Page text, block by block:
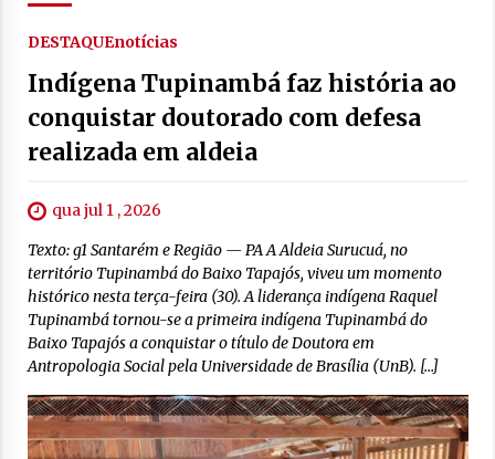
DESTAQUEnotícias
Indígena Tupinambá faz história ao
conquistar doutorado com defesa
realizada em aldeia
qua jul 1 , 2026
Texto: g1 Santarém e Região — PA A Aldeia Surucuá, no
território Tupinambá do Baixo Tapajós, viveu um momento
histórico nesta terça-feira (30). A liderança indígena Raquel
Tupinambá tornou-se a primeira indígena Tupinambá do
Baixo Tapajós a conquistar o título de Doutora em
Antropologia Social pela Universidade de Brasília (UnB). […]